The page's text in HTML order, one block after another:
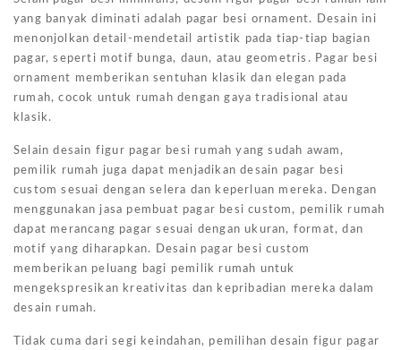
yang banyak diminati adalah pagar besi ornament. Desain ini
menonjolkan detail-mendetail artistik pada tiap-tiap bagian
pagar, seperti motif bunga, daun, atau geometris. Pagar besi
ornament memberikan sentuhan klasik dan elegan pada
rumah, cocok untuk rumah dengan gaya tradisional atau
klasik.
Selain desain figur pagar besi rumah yang sudah awam,
pemilik rumah juga dapat menjadikan desain pagar besi
custom sesuai dengan selera dan keperluan mereka. Dengan
menggunakan jasa pembuat pagar besi custom, pemilik rumah
dapat merancang pagar sesuai dengan ukuran, format, dan
motif yang diharapkan. Desain pagar besi custom
memberikan peluang bagi pemilik rumah untuk
mengekspresikan kreativitas dan kepribadian mereka dalam
desain rumah.
Tidak cuma dari segi keindahan, pemilihan desain figur pagar